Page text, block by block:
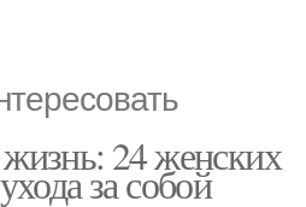
24 женских
за собой